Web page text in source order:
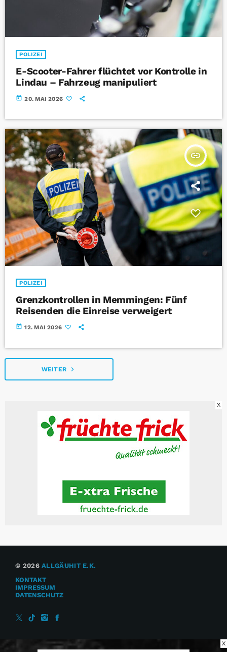
POLIZEI
E-Scooter-Fahrer flüchtet vor Kontrolle in
Lindau – Fahrzeug manipuliert
today 20. MAI 2026
insert_link
POLIZEI
Grenzkontrollen in Memmingen: Fünf
Reisenden die Einreise verweigert
today 12. MAI 2026
WEITER navigate_next
X
© 2026ALLGÄUHIT E.K.
KONTAKT
IMPRESSUM
DATENSCHUTZ
X